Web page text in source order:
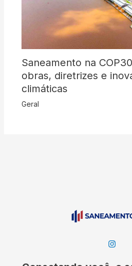
Saneamento na
obras, diretrizes e
climáticas
Geral